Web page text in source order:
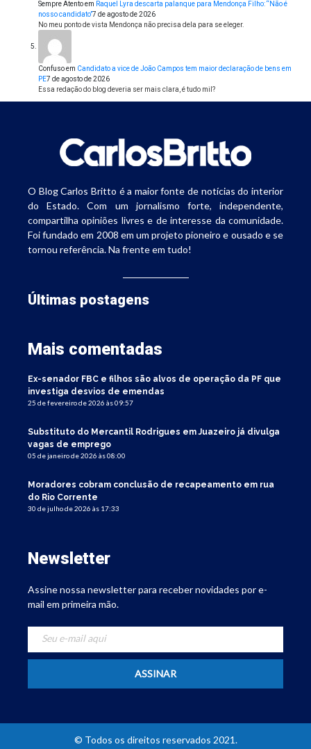
Sempre Atentoem Raquel Lyra descarta palanque para Mendonça Filho: “Não é
nosso candidato”7 de agosto de 2026
No meu ponto de vista Mendonça não precisa dela para se eleger.
Confusoem Candidato a vice de João Campos tem maior declaração de bens em
PE7 de agosto de 2026
Essa redação do blog deveria ser mais clara, é tudo mil?
O Blog Carlos Britto é a maior fonte de notícias do interior
do Estado. Com um jornalismo forte, independente,
compartilha opiniões livres e de interesse da comunidade.
Foi fundado em 2008 em um projeto pioneiro e ousado e se
tornou referência. Na frente em tudo!
Últimas postagens
Mais comentadas
Ex-senador FBC e filhos são alvos de operação da PF que
investiga desvios de emendas
25 de fevereiro de 2026 às 09:57
Substituto do Mercantil Rodrigues em Juazeiro já divulga
vagas de emprego
05 de janeiro de 2026 às 08:00
Moradores cobram conclusão de recapeamento em rua
do Rio Corrente
30 de julho de 2026 às 17:33
Newsletter
Assine nossa newsletter para receber novidades por e-
mail em primeira mão.
© Todos os direitos reservados 2021.